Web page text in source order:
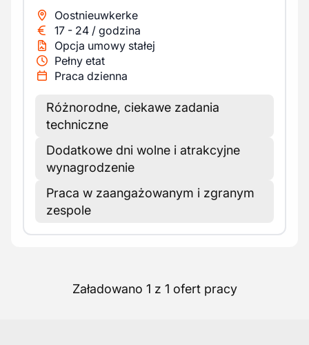
Oostnieuwkerke
17 - 24 / godzina
Opcja umowy stałej
Pełny etat
Praca dzienna
Różnorodne, ciekawe zadania
techniczne
Dodatkowe dni wolne i atrakcyjne
wynagrodzenie
Praca w zaangażowanym i zgranym
zespole
Załadowano 1 z 1 ofert pracy